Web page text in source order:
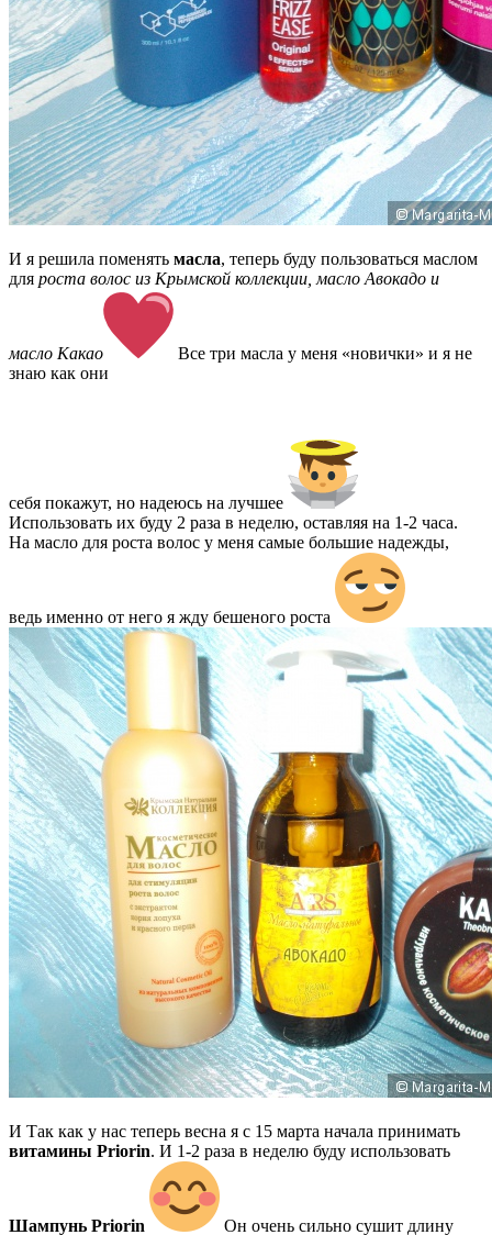
И я решила поменять масла, теперь буду пользоваться маслом
для роста волос из Крымской коллекции, масло Авокадо и
масло Какао
Все три масла у меня «новички» и я не
знаю как они
себя покажут, но надеюсь на лучшее
Использовать их буду 2 раза в неделю, оставляя на 1-2 часа.
На масло для роста волос у меня самые большие надежды,
ведь именно от него я жду бешеного роста
И Так как у нас теперь весна я с 15 марта начала принимать
витамины Priorin. И 1-2 раза в неделю буду использовать
Шампунь Priorin Он очень сильно сушит длину